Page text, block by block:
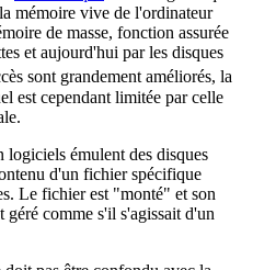
mémoire vive de l'ordinateur
de masse, fonction assurée
et aujourd'hui par les disques
sont grandement améliorés, la
est cependant limitée par celle
logiciels émulent des disques
d'un fichier spécifique
Le fichier est "monté" et son
géré comme s'il s'agissait d'un